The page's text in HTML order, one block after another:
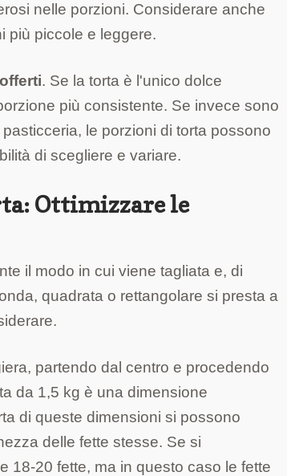
nelle porzioni. Considerare anche
più piccole e leggere.
. Se la torta è l'unico dolce
più consistente. Se invece sono
le porzioni di torta possono
di scegliere e variare.
Ottimizzare le
il modo in cui viene tagliata e, di
quadrata o rettangolare si presta a
partendo dal centro e procedendo
da 1,5 kg è una dimensione
di queste dimensioni si possono
delle fette stesse. Se si
18-20 fette, ma in questo caso le fette